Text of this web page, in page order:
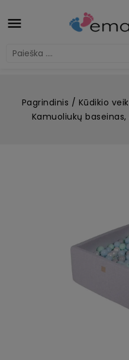

Pagrindinis Kūdikio
Kamuoliukų